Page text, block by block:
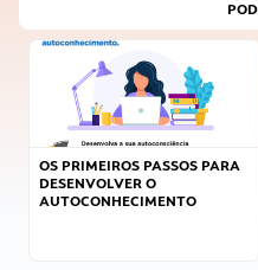
OS PRIMEIROS PASSOS PARA
DESENVOLVER O
AUTOCONHECIMENTO